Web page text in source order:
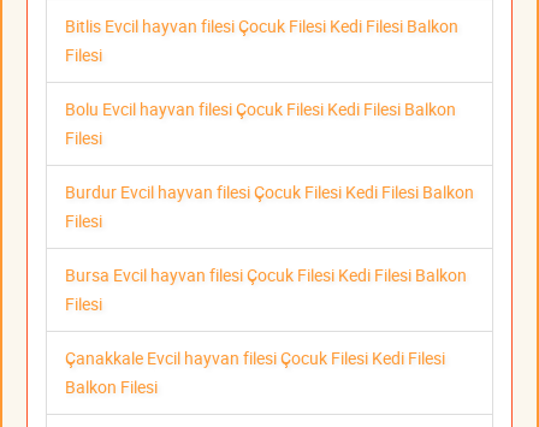
Bitlis Evcil hayvan filesi Çocuk Filesi Kedi Filesi Balkon
Filesi
Bolu Evcil hayvan filesi Çocuk Filesi Kedi Filesi Balkon
Filesi
Burdur Evcil hayvan filesi Çocuk Filesi Kedi Filesi Balkon
Filesi
Bursa Evcil hayvan filesi Çocuk Filesi Kedi Filesi Balkon
Filesi
Çanakkale Evcil hayvan filesi Çocuk Filesi Kedi Filesi
Balkon Filesi